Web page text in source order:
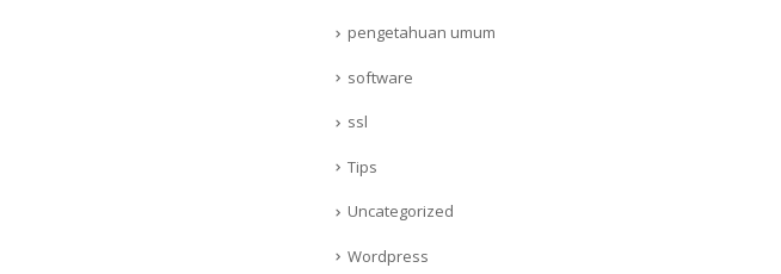
pengetahuan umum
software
ssl
Tips
Uncategorized
Wordpress